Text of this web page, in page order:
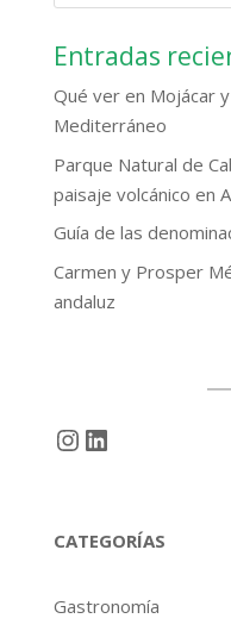
Entradas
Qué ver en Mojácar
Mediterráneo
Parque Natural de
paisaje volcánico en
Guía de las
Carmen y Prosper
andaluz
Instagram
LinkedIn
CATEGORÍAS
Gastronomía